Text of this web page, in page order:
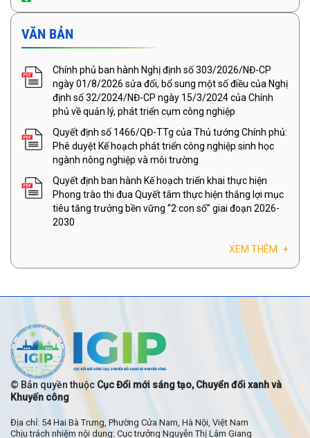
VĂN BẢN
Chính phủ ban hành Nghị định số 303/2026/NĐ-CP
ngày 01/8/2026 sửa đổi, bổ sung một số điều của Nghị
định số 32/2024/NĐ-CP ngày 15/3/2024 của Chính
phủ về quản lý, phát triển cụm công nghiệp
Quyết định số 1466/QĐ-TTg của Thủ tướng Chính phủ:
Phê duyệt Kế hoạch phát triển công nghiệp sinh học
ngành nông nghiệp và môi trường
Quyết định ban hành Kế hoạch triển khai thực hiện
Phong trào thi đua Quyết tâm thực hiện thắng lợi mục
tiêu tăng trưởng bền vững “2 con số” giai đoạn 2026-
2030
XEM THÊM +
© Bản quyền thuộc Cục Đổi mới sáng tạo, Chuyển đổi xanh và
Khuyến công
Địa chỉ: 54 Hai Bà Trưng, Phường Cửa Nam, Hà Nội, Việt Nam
Chịu trách nhiệm nội dung: Cục trưởng Nguyễn Thị Lâm Giang